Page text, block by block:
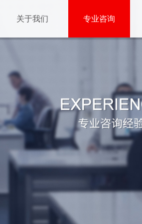
关于我们 专业咨询